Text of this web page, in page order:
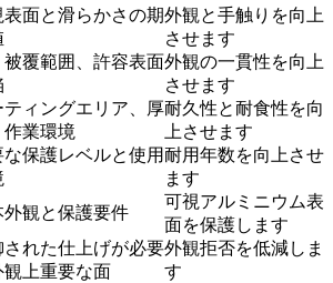
表面と滑らかさの期外観と手触りを向上
させます
被覆範囲、許容表面外観の一貫性を向上
させます
ティングエリア、厚
作業環境
耐久性と耐食性を向
上させます
な保護レベルと使用耐用年数を向上させ
ます
外観と保護要件
可視アルミニウム表
面を保護します
された仕上げが必要
観上重要な面
外観拒否を低減しま
す